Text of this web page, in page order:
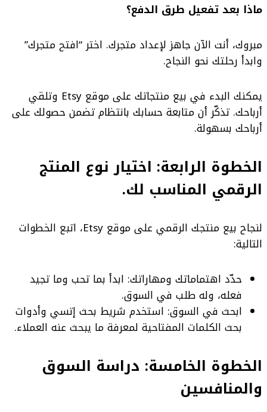
ماذا بعد تفعيل طرق الدفع؟
مبروك، أنت الآن جاهز لإعداد متجرك. اختر “افتح متجرك”
وابدأ رحلتك نحو النجاح.
يمكنك البدء في بيع منتجاتك على موقع Etsy وتلقي
أرباحك. تذكّر أن متابعة حسابك بانتظام تضمن حصولك على
أرباحك بسهولة.
الخطوة الرابعة: اختيار نوع المنتج
الرقمي المناسب لك.
لنجاح بيع منتجك الرقمي على موقع Etsy، اتبع الخطوات
التالية:
حدّد اهتماماتك ومهاراتك: ابدأ بما تحب وما تجيد
فعله، وله طلب في السوق.
ابحث في السوق: استخدم شريط بحث إتسي وأدوات
بحث الكلمات المفتاحية لمعرفة ما يبحث عنه العملاء.
الخطوة الخامسة: دراسة السوق
والمنافسين